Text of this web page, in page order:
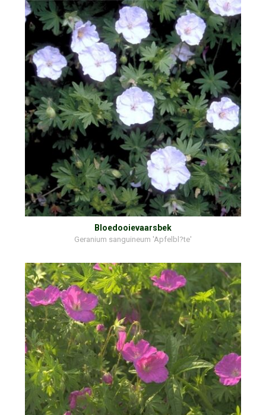
Bloedooievaarsbek
Geranium sanguineum 'Apfelbl?te'